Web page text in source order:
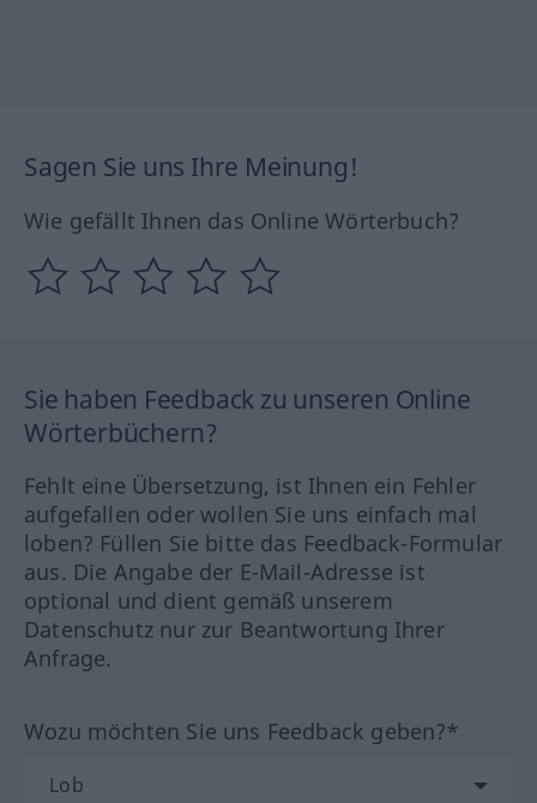
Sagen Sie uns Ihre Meinung!
Wie gefällt Ihnen das Online Wörterbuch?
Sie haben Feedback zu unseren Online
Wörterbüchern?
Fehlt eine Übersetzung, ist Ihnen ein Fehler
aufgefallen oder wollen Sie uns einfach mal
loben? Füllen Sie bitte das Feedback-Formular
aus. Die Angabe der E-Mail-Adresse ist
optional und dient gemäß unserem
Datenschutz nur zur Beantwortung Ihrer
Anfrage.
Wozu möchten Sie uns Feedback geben?*